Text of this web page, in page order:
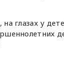
глазах у